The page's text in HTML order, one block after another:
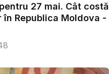
27 mai. Cât costă
în Republica Moldova -